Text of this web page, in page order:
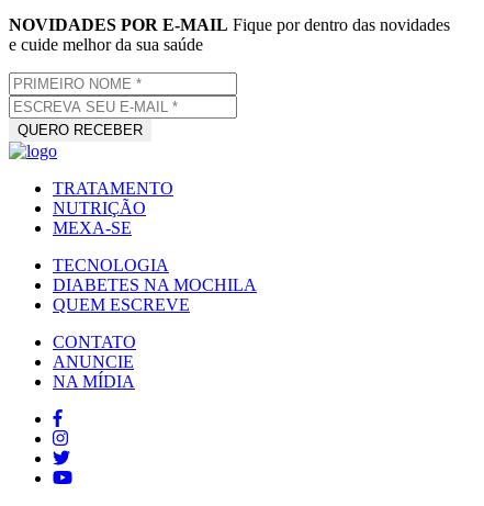
NOVIDADES POR E-MAIL Fique por dentro das novidades
e cuide melhor da sua saúde
TRATAMENTO
NUTRIÇÃO
MEXA-SE
TECNOLOGIA
DIABETES NA MOCHILA
QUEM ESCREVE
CONTATO
ANUNCIE
NA MÍDIA